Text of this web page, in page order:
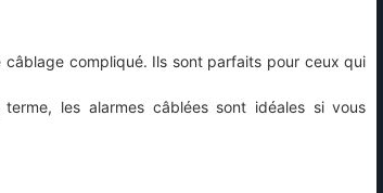
câblage compliqué. Ils sont parfaits pour ceux qui
les alarmes câblées sont idéales si vous